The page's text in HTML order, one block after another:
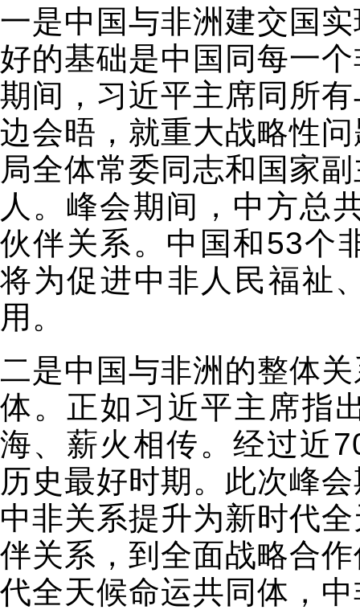
一是中国与非洲建交国
好的基础是中国同每一
期间，习近平主席同所
边会晤，就重大战略性
局全体常委同志和国家
人。峰会期间，中方总
伙伴关系。中国和53个
将为促进中非人民福祉
用。
二是中国与非洲的整体
体。正如习近平主席指
海、薪火相传。经过近
历史最好时期。此次峰
中非关系提升为新时代
伴关系，到全面战略合
代全天候命运共同体，